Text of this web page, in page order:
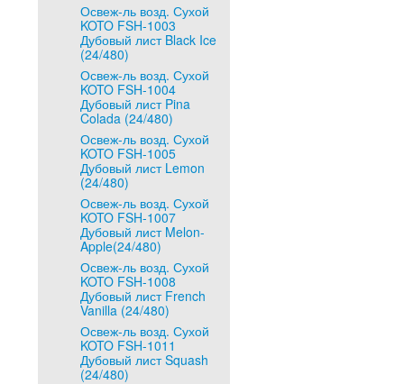
Освеж-ль возд. Сухой
KOTO FSH-1003
Дубовый лист Black Ice
(24/480)
Освеж-ль возд. Сухой
KOTO FSH-1004
Дубовый лист Pina
Colada (24/480)
Освеж-ль возд. Сухой
KOTO FSH-1005
Дубовый лист Lemon
(24/480)
Освеж-ль возд. Сухой
KOTO FSH-1007
Дубовый лист Melon-
Apple(24/480)
Освеж-ль возд. Сухой
KOTO FSH-1008
Дубовый лист French
Vanilla (24/480)
Освеж-ль возд. Сухой
KOTO FSH-1011
Дубовый лист Squash
(24/480)